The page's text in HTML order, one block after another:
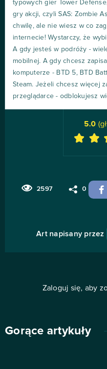
typowych gier Tower
gry akcji, czyli SAS: Zombie
chwilę, ale nie wiesz w co
internecie! Wystarczy, że
A gdy jesteś w podróży -
mobilnej. A gdy chcesz
komputerze - BTD 5, BTD
Steam. Jeżeli chcesz więcej
przeglądarce - odblokujesz
2597 0
5.0
Art napisany przez
Zaloguj się, aby
Gorące artykuły